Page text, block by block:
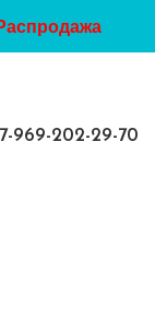
969-202-29-70